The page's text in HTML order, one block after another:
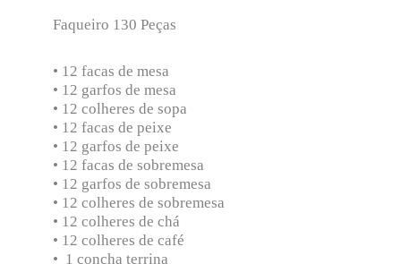
Faqueiro 130 Peças
• 12 facas de mesa
• 12 garfos de mesa
• 12 colheres de sopa
• 12 facas de peixe
• 12 garfos de peixe
• 12 facas de sobremesa
• 12 garfos de sobremesa
• 12 colheres de sobremesa
• 12 colheres de chá
• 12 colheres de café
• 1 concha terrina